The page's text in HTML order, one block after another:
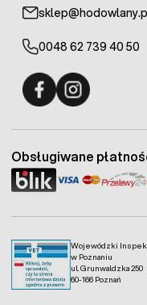
0048 62 739 40 50
Wojewódzki
w Poznaniu
ul. Grunwaldzka 250
60-166 Poznań
Obsługiwane